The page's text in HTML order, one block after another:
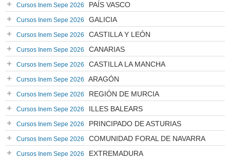
Cursos Inem Sepe 2026 PAÍS VASCO
Cursos Inem Sepe 2026 GALICIA
Cursos Inem Sepe 2026 CASTILLA Y LEÓN
Cursos Inem Sepe 2026 CANARIAS
Cursos Inem Sepe 2026 CASTILLA LA MANCHA
Cursos Inem Sepe 2026 ARAGÓN
Cursos Inem Sepe 2026 REGIÓN DE MURCIA
Cursos Inem Sepe 2026 ILLES BALEARS
Cursos Inem Sepe 2026 PRINCIPADO DE ASTURIAS
Cursos Inem Sepe 2026 COMUNIDAD FORAL DE NAVARRA
Cursos Inem Sepe 2026 EXTREMADURA